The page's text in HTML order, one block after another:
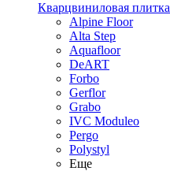
Кварцвиниловая плитка
Alpine Floor
Alta Step
Aquafloor
DeART
Forbo
Gerflor
Grabo
IVC Moduleo
Pergo
Polystyl
Еще